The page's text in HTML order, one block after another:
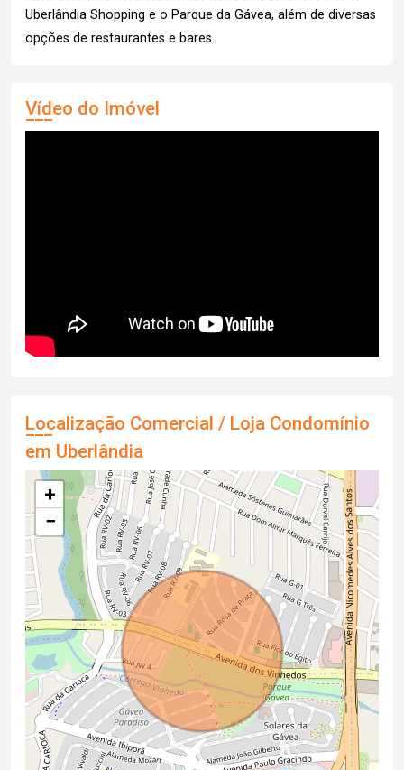
Uberlândia Shopping e o Parque da Gávea, além de diversas
opções de restaurantes e bares.
Vídeo do Imóvel
Localização Comercial / Loja Condomínio
em Uberlândia
+
−